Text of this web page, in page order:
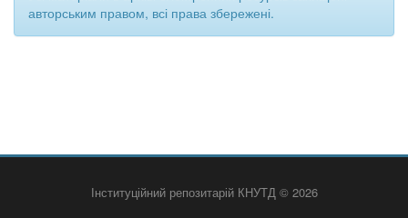
авторським правом, всі права збережені.
Інституційний репозитарій КНУТД © 2026